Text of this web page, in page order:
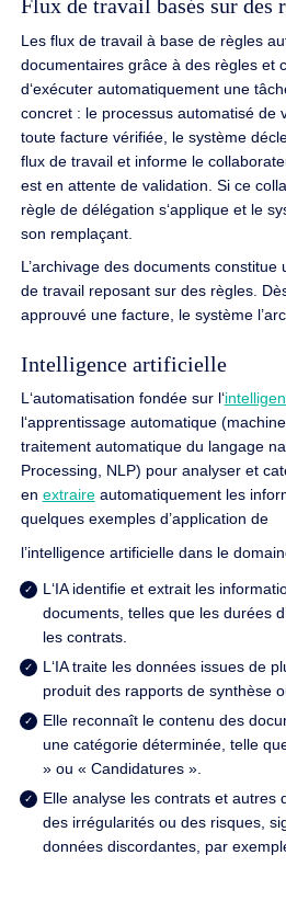
Flux de travail basés sur des
Les flux de travail à base de règles
documentaires grâce à des règles et
d‘exécuter automatiquement une
concret : le processus automatisé de
toute facture vérifiée, le système
flux de travail et informe le
est en attente de validation. Si ce
règle de délégation s‘applique et le
son remplaçant.
L’archivage des documents
de travail reposant sur des règles.
approuvé une facture, le système
Intelligence artificielle
L‘automatisation fondée sur l‘
l‘apprentissage automatique
traitement automatique du langage
Processing, NLP) pour analyser et
en extraireautomatiquement les
quelques exemples d’application de
l’intelligence artificielle dans le
L‘IA identifie et extrait les
documents, telles que les durées
les contrats.
L‘IA traite les données issues de
produit des rapports de synthèse
Elle reconnaît le contenu des
une catégorie déterminée, telle
» ou « Candidatures ».
Elle analyse les contrats et autres
des irrégularités ou des risques,
données discordantes, par